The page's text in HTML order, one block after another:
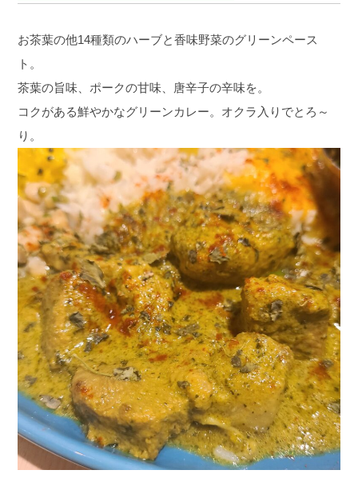
お茶葉の他14種類のハーブと香味野菜のグリーンペース
ト。
茶葉の旨味、ポークの甘味、唐辛子の辛味を。
コクがある鮮やかなグリーンカレー。オクラ入りでとろ～
り。